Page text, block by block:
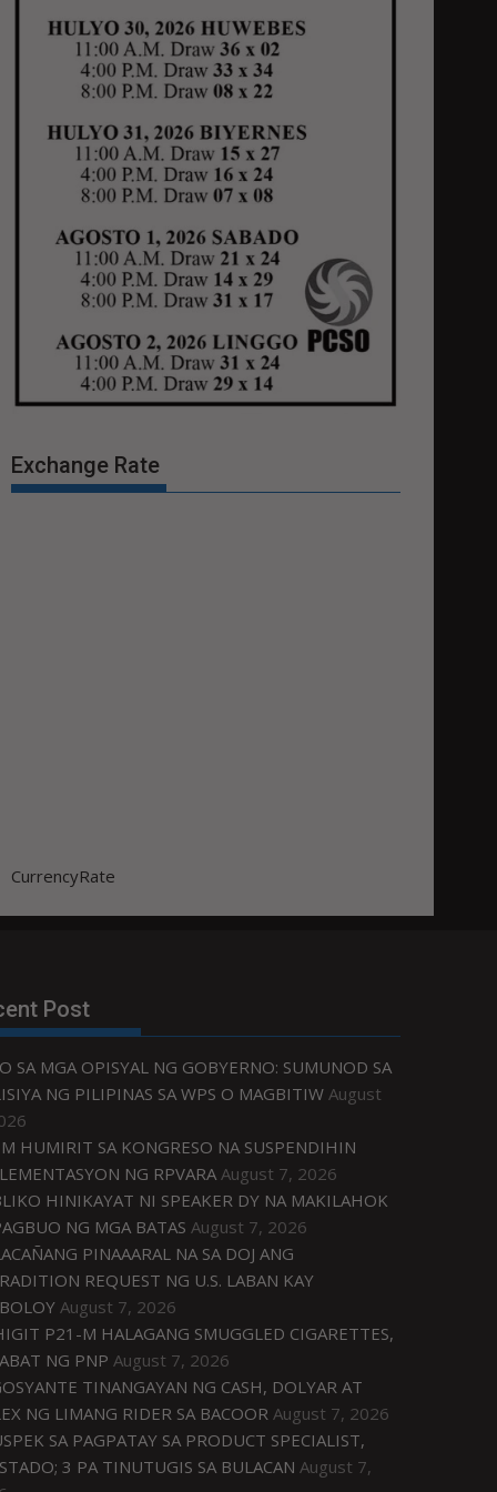
Exchange Rate
CurrencyRate
Post
SA MGA OPISYAL NG GOBYERNO: SUMUNOD SA
NG PILIPINAS SA WPS O MAGBITIW August
HUMIRIT SA KONGRESO NA SUSPENDIHIN
NG RPVARA August 7, 2026
HINIKAYAT NI SPEAKER DY NA MAKILAHOK
NG MGA BATAS August 7, 2026
PINAAARAL NA SA DOJ ANG
REQUEST NG U.S. LABAN KAY
August 7, 2026
P21-M HALAGANG SMUGGLED CIGARETTES,
NG PNP August 7, 2026
TINANGAYAN NG CASH, DOLYAR AT
NG LIMANG RIDER SA BACOOR August 7, 2026
SA PAGPATAY SA PRODUCT SPECIALIST,
3 PA TINUTUGIS SA BULACAN August 7,